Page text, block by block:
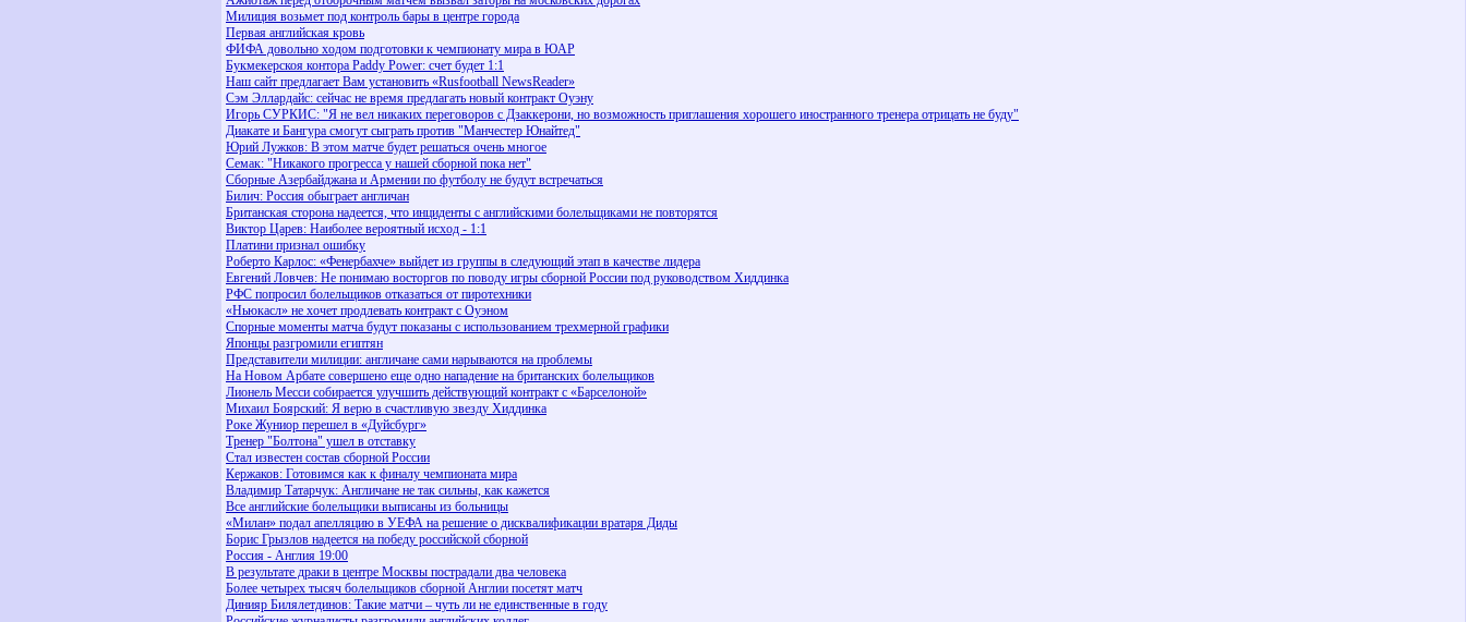
Милиция возьмет под контроль бары в центре города
Первая английская кровь
ФИФА довольно ходом подготовки к чемпионату мира в ЮАР
Букмекерскоя контора Paddy Power: счет будет 1:1
Наш сайт предлагает Вам установить «Rusfootball NewsReader»
Сэм Эллардайс: сейчас не время предлагать новый контракт Оуэну
Игорь СУРКИС: "Я не вел никаких переговоров с Дзаккерони, но возможность приглашения хорошего иностранного тренера отрицать не буду"
Диакате и Бангура смогут сыграть против "Манчестер Юнайтед"
Юрий Лужков: В этом матче будет решаться очень многое
Семак: "Никакого прогресса у нашей сборной пока нет"
Сборные Азербайджана и Армении по футболу не будут встречаться
Билич: Россия обыграет англичан
Британская сторона надеется, что инциденты с английскими болельщиками не повторятся
Виктор Царев: Наиболее вероятный исход - 1:1
Платини признал ошибку
Роберто Карлос: «Фенербахче» выйдет из группы в следующий этап в качестве лидера
Евгений Ловчев: Не понимаю восторгов по поводу игры сборной России под руководством Хиддинка
РФС попросил болельщиков отказаться от пиротехники
«Ньюкасл» не хочет продлевать контракт с Оуэном
Спорные моменты матча будут показаны с использованием трехмерной графики
Японцы разгромили египтян
Представители милиции: англичане сами нарываются на проблемы
На Новом Арбате совершено еще одно нападение на британских болельщиков
Лионель Месси собирается улучшить действующий контракт с «Барселоной»
Михаил Боярский: Я верю в счастливую звезду Хиддинка
Роке Жуниор перешел в «Дуйсбург»
Тренер "Болтона" ушел в отставку
Стал известен состав сборной России
Кержаков: Готовимся как к финалу чемпионата мира
Владимир Татарчук: Англичане не так сильны, как кажется
Все английские болельщики выписаны из больницы
«Милан» подал апелляцию в УЕФА на решение о дисквалификации вратаря Диды
Борис Грызлов надеется на победу российской сборной
Россия - Англия 19:00
В результате драки в центре Москвы пострадали два человека
Более четырех тысяч болельщиков сборной Англии посетят матч
Динияр Билялетдинов: Такие матчи – чуть ли не единственные в году